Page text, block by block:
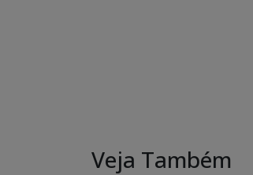
Veja Também